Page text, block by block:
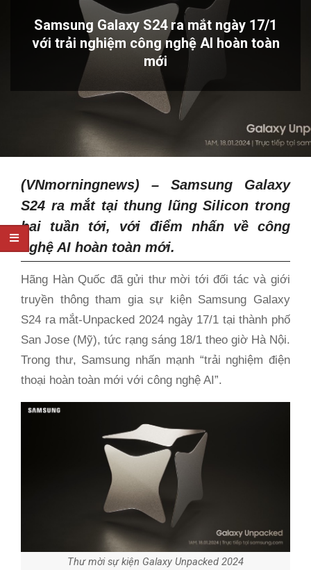
Samsung Galaxy S24 ra mắt ngày 17/1
với trải nghiệm công nghệ AI hoàn toàn
mới
(VNmorningnews) – Samsung Galaxy
S24 ra mắt tại thung lũng Silicon trong
hai tuần tới, với điểm nhấn về công
nghệ AI hoàn toàn mới.
Hãng Hàn Quốc đã gửi thư mời tới đối tác và giới
truyền thông tham gia sự kiện Samsung Galaxy
S24 ra mắt-Unpacked 2024 ngày 17/1 tại thành phố
San Jose (Mỹ), tức rạng sáng 18/1 theo giờ Hà Nội.
Trong thư, Samsung nhấn mạnh “trải nghiệm điện
thoại hoàn toàn mới với công nghệ AI”.
Thư mời sự kiện Galaxy Unpacked 2024